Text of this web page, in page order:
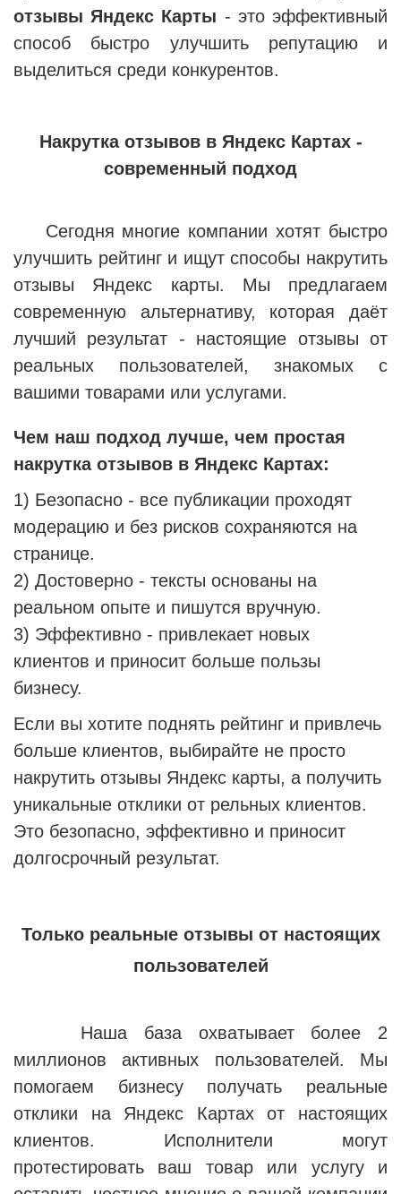
отзывы Яндекс Карты - это эффективный
способ быстро улучшить репутацию и
выделиться среди конкурентов.
Накрутка отзывов в Яндекс Картах -
современный подход
Сегодня многие компании хотят быстро
улучшить рейтинг и ищут способы накрутить
отзывы Яндекс карты. Мы предлагаем
современную альтернативу, которая даёт
лучший результат - настоящие отзывы от
реальных пользователей, знакомых с
вашими товарами или услугами.
Чем наш подход лучше, чем простая
накрутка отзывов в Яндекс Картах:
1) Безопасно - все публикации проходят
модерацию и без рисков сохраняются на
странице.
2) Достоверно - тексты основаны на
реальном опыте и пишутся вручную.
3) Эффективно - привлекает новых
клиентов и приносит больше пользы
бизнесу.
Если вы хотите поднять рейтинг и привлечь
больше клиентов, выбирайте не просто
накрутить отзывы Яндекс карты, а получить
уникальные отклики от рельных клиентов.
Это безопасно, эффективно и приносит
долгосрочный результат.
Только реальные отзывы от настоящих
пользователей
Наша база охватывает более 2
миллионов активных пользователей. Мы
помогаем бизнесу получать реальные
отклики на Яндекс Картах от настоящих
клиентов. Исполнители могут
протестировать ваш товар или услугу и